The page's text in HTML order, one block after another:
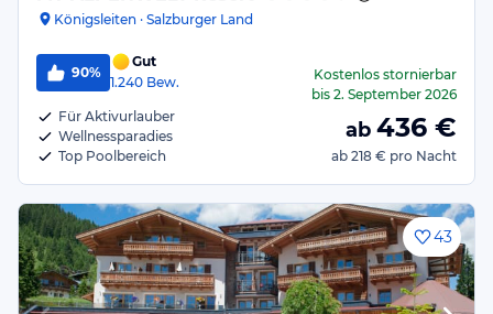
Königsleiten · Salzburger Land
90%
Gut
1.240 Bew.
Für Aktivurlauber
Wellnessparadies
Top Poolbereich
Kostenlos stornierbar
bis 2. September 2026
ab 436 €
ab 218 € pro Nacht
43